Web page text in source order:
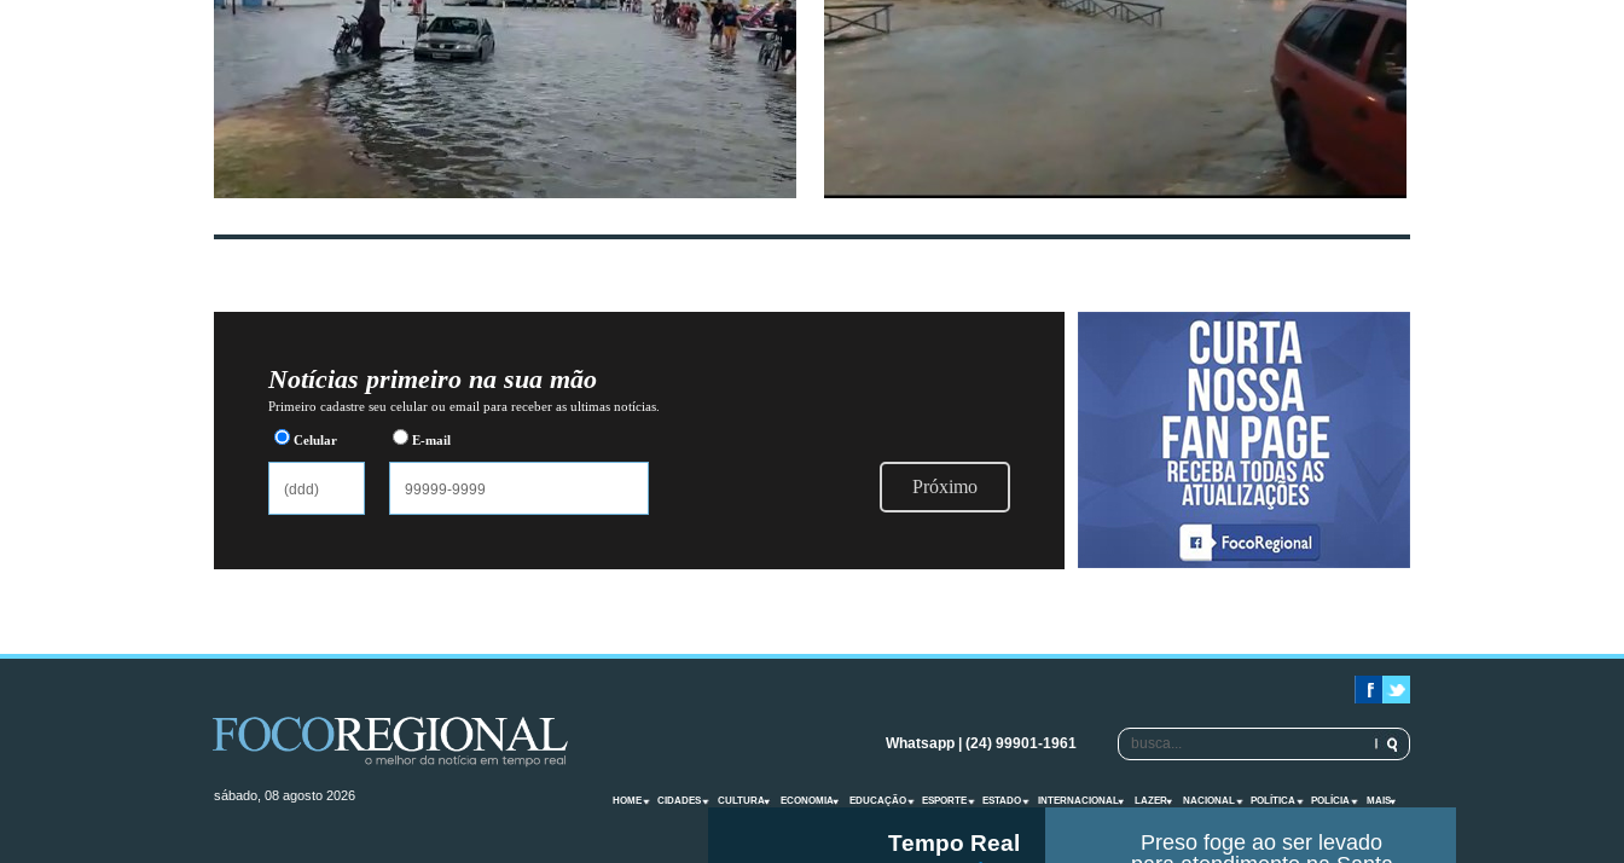
Notícias primeiro na sua mão
Primeiro cadastre seu celular ou email para receber as ultimas notícias.
Celular E-mail
Próximo
Tempo Real
Preso foge ao ser levado
sábado, 08 agosto 2026
Whatsapp | (24) 99901-1961
HOME CIDADES CULTURA ECONOMIA EDUCAÇÃO ESPORTE ESTADO INTERNACIONAL LAZER NACIONAL POLÍTICA POLÍCIA MAIS